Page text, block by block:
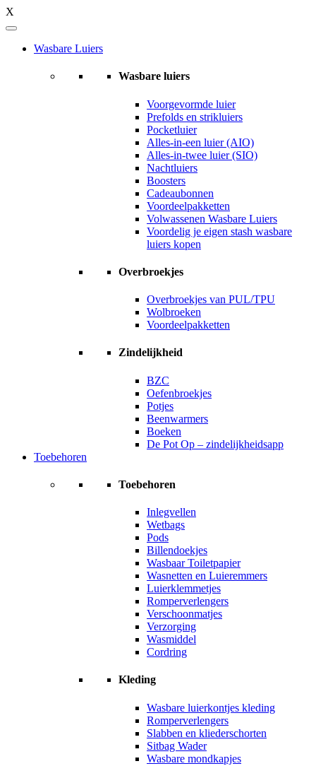
X
Wasbare Luiers
Wasbare luiers
Voorgevormde luier
Prefolds en strikluiers
Pocketluier
Alles-in-een luier (AIO)
Alles-in-twee luier (SIO)
Nachtluiers
Boosters
Cadeaubonnen
Voordeelpakketten
Volwassenen Wasbare Luiers
Voordelig je eigen stash wasbare
luiers kopen
Overbroekjes
Overbroekjes van PUL/TPU
Wolbroeken
Voordeelpakketten
Zindelijkheid
BZC
Oefenbroekjes
Potjes
Beenwarmers
Boeken
De Pot Op – zindelijkheidsapp
Toebehoren
Toebehoren
Inlegvellen
Wetbags
Pods
Billendoekjes
Wasbaar Toiletpapier
Wasnetten en Luieremmers
Luierklemmetjes
Romperverlengers
Verschoonmatjes
Verzorging
Wasmiddel
Cordring
Kleding
Wasbare luierkontjes kleding
Romperverlengers
Slabben en kliederschorten
Sitbag Wader
Wasbare mondkapjes